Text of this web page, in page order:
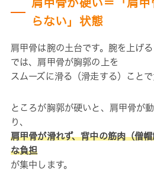
肩甲骨が硬い＝「肩
らない」状態
肩甲骨は腕の土台です。腕を上げ
では、肩甲骨が胸郭の上を
スムーズに滑る（滑走する）ことで
ところが胸郭が硬いと、肩甲骨が
り、
肩甲骨が滑れず、背中の筋肉（僧
な負担
が集中します。